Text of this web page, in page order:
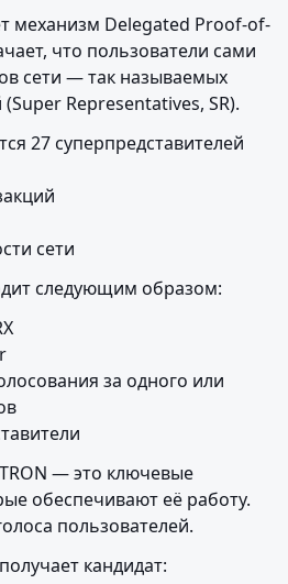
механизм Delegated Proof-of-
что пользователи сами
сети — так называемых
Representatives, SR).
27 суперпредставителей
сети
следующим образом:
за одного или
— это ключевые
обеспечивают её работу.
пользователей.
кандидат: